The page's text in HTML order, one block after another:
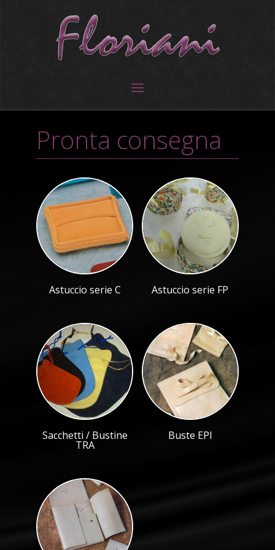
Pronta consegna
Astuccio serie C Astuccio serie FP
Sacchetti / Bustine
TRA
Buste EPI